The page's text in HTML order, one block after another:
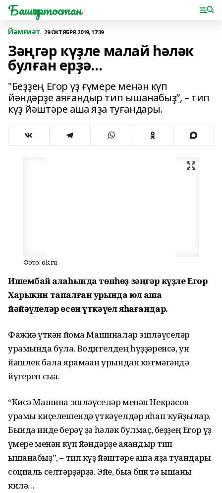
Башҡортостан
Йәмғиәт 29 ОКТЯБРЯ 2019, 17:39
Зәңгәр күҙле малай һәләк
булған ерҙә…
"Беҙҙең Егор үҙ ғүмере менән күп
йәндәрҙе аяғандыр тип ышанабыҙ”, – тип
күҙ йәштәре аша яҙа туғандары.
Фото: ok.ru
Ишембай ҡалаһында төпһөҙ зәңгәр күҙле Егор
Харыкин тапалған урында юл аша
йәйәүлеләр өсөн үткәүел яһағандар.
Фажиғә үткән йома Машиналар эшләүселәр
урамында була. Водителдең һүҙҙәренсә, ун
йәшлек бала ярамаған урындан көтмәгәндә
йүгереп сыға.
“Кисә Машина эшләүселәр менән Некрасов
урамы киҫелешендә үткәүелдәр яһап ҡуйҙылар.
Бында инде берәү ҙә һәләк булмаҫ, беҙҙең Егор үҙ
ғүмере менән күп йәндәрҙе аяғандыр тип
ышанабыҙ”, – тип күҙ йәштәре аша яҙа туғандары
социаль селтәрҙәрҙә. Эйе, быға бик тә ышанғы
килә…